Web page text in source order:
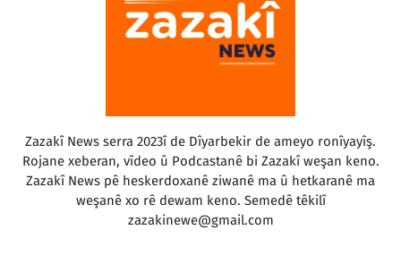
Zazakî News serra 2023î de Dîyarbekir de ameyo ronîyayîş.
Rojane xeberan, vîdeo û Podcastanê bi Zazakî weşan keno.
Zazakî News pê heskerdoxanê ziwanê ma û hetkaranê ma
weşanê xo rê dewam keno. Semedê têkilî
zazakinewe@gmail.com